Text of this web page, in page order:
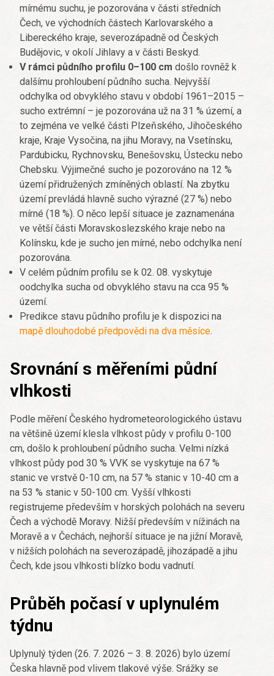
mírnému suchu, je pozorována v části středních
Čech, ve východních částech Karlovarského a
Libereckého kraje, severozápadně od Českých
Budějovic, v okolí Jihlavy a v části Beskyd.
V rámci půdního profilu 0–100 cm došlo rovněž k
dalšímu prohloubení půdního sucha. Nejvyšší
odchylka od obvyklého stavu v období 1961–2015 –
sucho extrémní – je pozorována už na 31 % území, a
to zejména ve velké části Plzeňského, Jihočeského
kraje, Kraje Vysočina, na jihu Moravy, na Vsetínsku,
Pardubicku, Rychnovsku, Benešovsku, Ústecku nebo
Chebsku. Výjimečné sucho je pozorováno na 12 %
území přidružených zmíněných oblastí. Na zbytku
území prevládá hlavně sucho výrazné (27 %) nebo
mírné (18 %). O něco lepší situace je zaznamenána
ve větší části Moravskoslezského kraje nebo na
Kolínsku, kde je sucho jen mírné, nebo odchylka není
pozorována.
V celém půdním profilu se k 02. 08. vyskytuje
oodchylka sucha od obvyklého stavu na cca 95 %
území.
Predikce stavu půdního profilu je k dispozici na
mapě dlouhodobé předpovědi na dva měsíce.
Srovnání s měřeními půdní
vlhkosti
Podle měření Českého hydrometeorologického ústavu
na většině území klesla vlhkost půdy v profilu 0-100
cm, došlo k prohloubení půdního sucha. Velmi nízká
vlhkost půdy pod 30 % VVK se vyskytuje na 67 %
stanic ve vrstvě 0-10 cm, na 57 % stanic v 10-40 cm a
na 53 % stanic v 50-100 cm. Vyšší vlhkosti
registrujeme především v horských polohách na severu
Čech a východě Moravy. Nižší především v nížinách na
Moravě a v Čechách, nejhorší situace je na jižní Moravě,
v nižších polohách na severozápadě, jihozápadě a jihu
Čech, kde jsou vlhkosti blízko bodu vadnutí.
Průběh počasí v uplynulém
týdnu
Uplynulý týden (26. 7. 2026 – 3. 8. 2026) bylo území
Česka hlavně pod vlivem tlakové výše. Srážky se